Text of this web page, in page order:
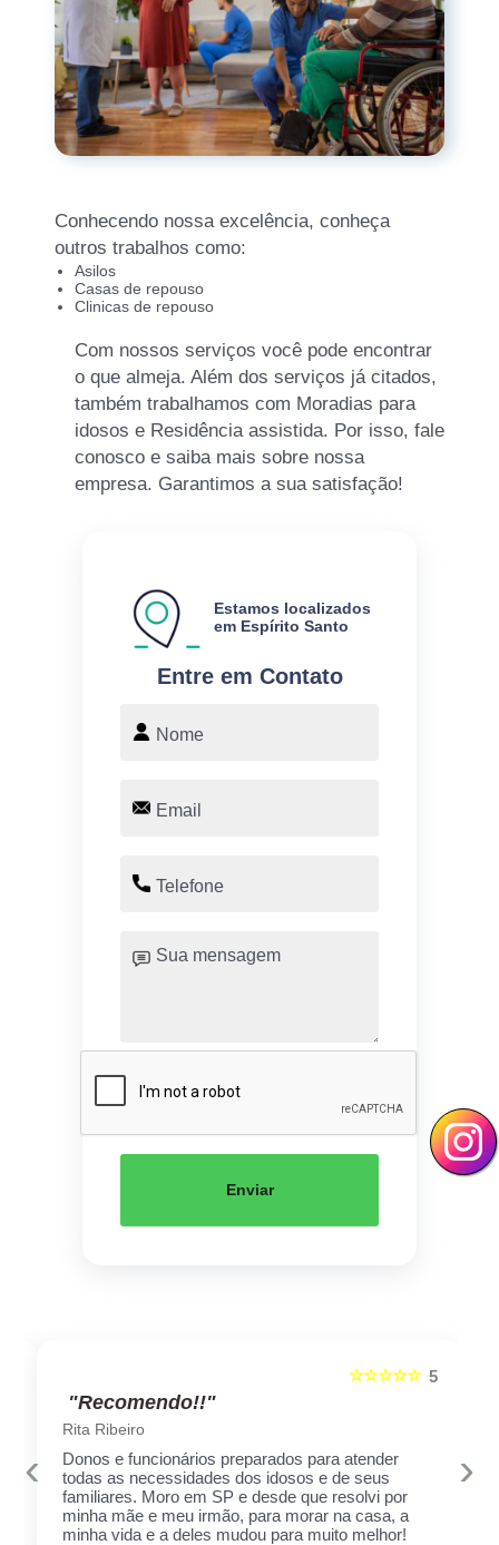
Conhecendo nossa excelência, conheça
outros trabalhos como:
Asilos
Casas de repouso
Clinicas de repouso
Com nossos serviços você pode encontrar
o que almeja. Além dos serviços já citados,
também trabalhamos com Moradias para
idosos e Residência assistida. Por isso, fale
conosco e saiba mais sobre nossa
empresa. Garantimos a sua satisfação!
Entre em Contato
Estamos localizados
em Espírito Santo
Enviar
5
☆☆☆☆☆
"Recomendo!!"
Rita Ribeiro
Donos e funcionários preparados para atender
todas as necessidades dos idosos e de seus
familiares. Moro em SP e desde que resolvi por
minha mãe e meu irmão, para morar na casa, a
minha vida e a deles mudou para muito melhor!
‹ ›